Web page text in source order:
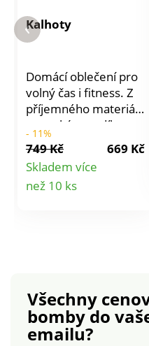
Kalhoty
Domácí oblečení pro
volný čas i fitness. Z
příjemného materiálu
s vysokým podílem
bavlny, vnitřní strana
jemně česaná,
pohodlné a tvarově
stálé. Kalhoty
vnitřek. Na doma +
na fitness.
- 11%
749 Kč
669 Kč
Skladem více
než 10 ks
Všechny
bombydo
emailu?